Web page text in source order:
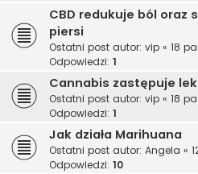
CBD redukuje ból oraz
piersi
Ostatni post autor: vip « 18
Odpowiedzi: 1
Cannabis zastępuje
Ostatni post autor: vip « 18
Odpowiedzi: 1
Jak działa Marihuana
Ostatni post autor: Angela «
Odpowiedzi: 10